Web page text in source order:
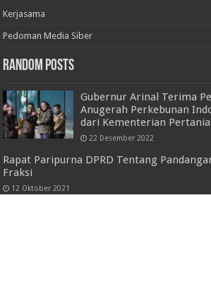
Kerjasama
Pedoman Media Siber
Random Posts
Gubernur Arinal Terima
Anugerah Perkebunan
dari Kementerian
22 Desember 2022
Rapat Paripurna DPRD Tentang
Fraksi
12 Oktober 2021